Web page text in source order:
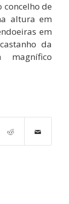
de
altura em
em
da
magnífico